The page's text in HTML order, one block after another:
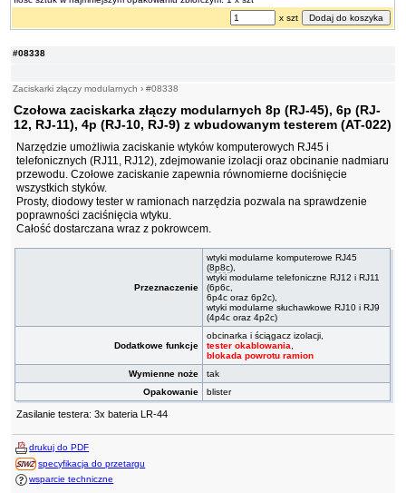
#08338
Zaciskarki złączy modularnych ›#08338
Czołowa zaciskarka złączy modularnych 8p (RJ-45), 6p (RJ-
12, RJ-11), 4p (RJ-10, RJ-9) z wbudowanym testerem (AT-022)
Narzędzie umożliwia zaciskanie wtyków komputerowych RJ45 i
telefonicznych (RJ11, RJ12), zdejmowanie izolacji oraz obcinanie nadmiaru
przewodu. Czołowe zaciskanie zapewnia równomierne dociśnięcie
wszystkich styków.
Prosty, diodowy tester w ramionach narzędzia pozwala na sprawdzenie
poprawności zaciśnięcia wtyku.
Całość dostarczana wraz z pokrowcem.
Przeznaczenie
wtyki modularne komputerowe RJ45
(8p8c),
wtyki modularne telefoniczne RJ12 i RJ11
(6p6c,
6p4c oraz 6p2c),
wtyki modularne słuchawkowe RJ10 i RJ9
(4p4c oraz 4p2c)
Dodatkowe funkcje
obcinarka i ściągacz izolacji,
tester okablowania,
blokada powrotu ramion
Wymienne noże
tak
Opakowanie
blister
Zasilanie testera: 3x bateria LR-44
drukuj do PDF
specyfikacja do przetargu
wsparcie techniczne
x szt